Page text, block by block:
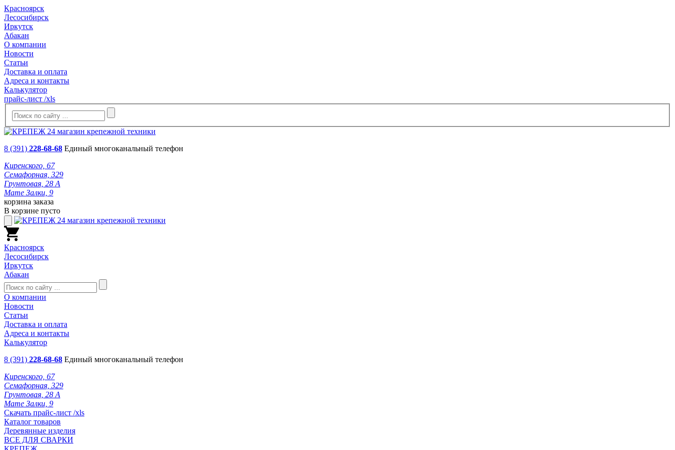
Красноярск
Лесосибирск
Иркутск
Абакан
О компании
Новости
Статьи
Доставка и оплата
Адреса и контакты
Калькулятор
прайс-лист /xls
8 (391) 228-68-68 Единый многоканальный телефон
Киренского, 67
Семафорная, 329
Грунтовая, 28 А
Мате Залки, 9
корзина заказа
В корзине пусто
Красноярск
Лесосибирск
Иркутск
Абакан
О компании
Новости
Статьи
Доставка и оплата
Адреса и контакты
Калькулятор
8 (391) 228-68-68 Единый многоканальный телефон
Киренского, 67
Семафорная, 329
Грунтовая, 28 А
Мате Залки, 9
Скачать прайс-лист /xls
Каталог товаров
Деревянные изделия
ВСЕ ДЛЯ СВАРКИ